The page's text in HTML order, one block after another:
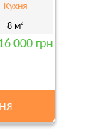
Кухня
8 м2
000 грн